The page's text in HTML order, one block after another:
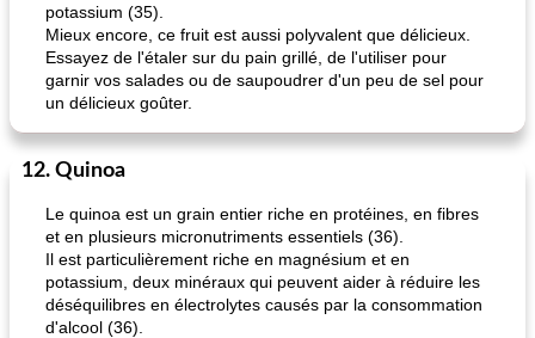
potassium (35).
Mieux encore, ce fruit est aussi polyvalent que délicieux.
Essayez de l'étaler sur du pain grillé, de l'utiliser pour
garnir vos salades ou de saupoudrer d'un peu de sel pour
un délicieux goûter.
12. Quinoa
Le quinoa est un grain entier riche en protéines, en fibres
et en plusieurs micronutriments essentiels (36).
Il est particulièrement riche en magnésium et en
potassium, deux minéraux qui peuvent aider à réduire les
déséquilibres en électrolytes causés par la consommation
d'alcool (36).